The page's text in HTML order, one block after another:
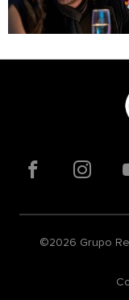
Facebook
©2026 Grupo